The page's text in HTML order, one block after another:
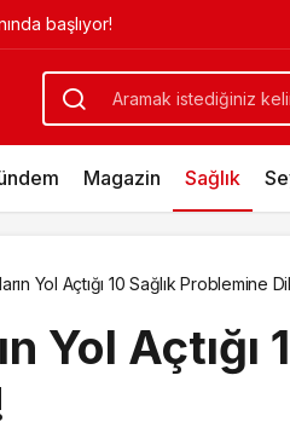
ilk IMAX® animasyon
Magazin Sağlık
Yol Açtığı 10 Sağlık Problemine
Yol Açtığı
Dikkat!